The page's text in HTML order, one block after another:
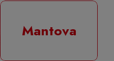
Mantova